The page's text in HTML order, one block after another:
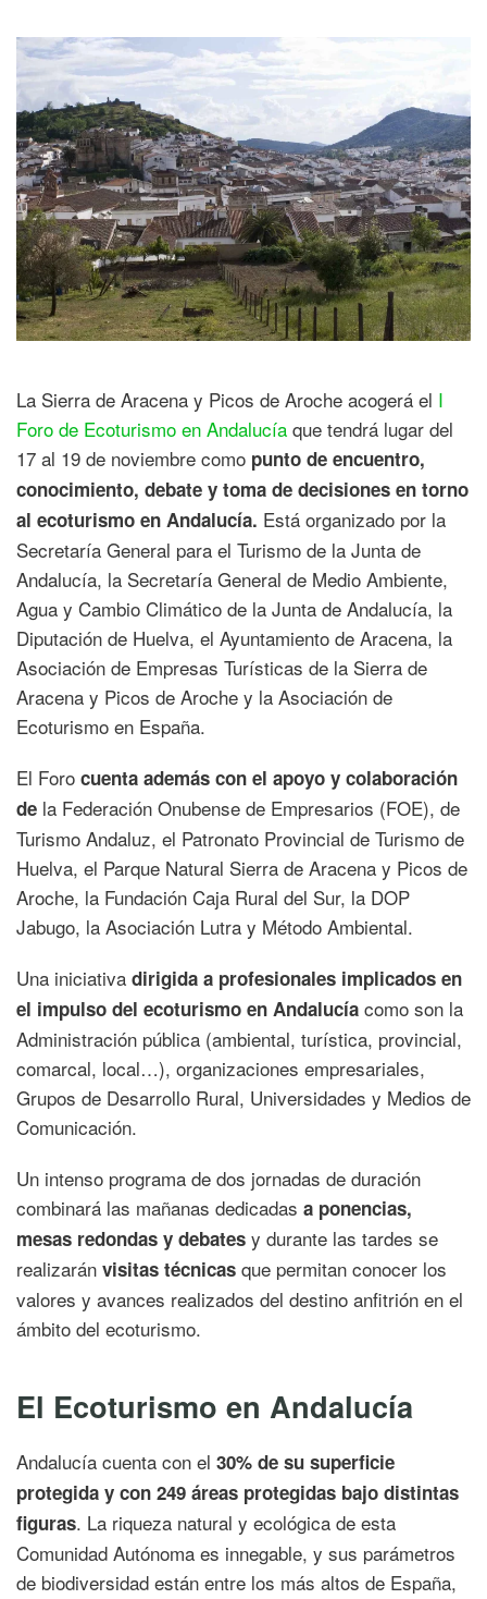
La Sierra de Aracena y Picos de Aroche acogerá el I
Foro de Ecoturismo en Andalucía que tendrá lugar del
17 al 19 de noviembre como punto de encuentro,
conocimiento, debate y toma de decisiones en torno
al ecoturismo en Andalucía. Está organizado por la
Secretaría General para el Turismo de la Junta de
Andalucía, la Secretaría General de Medio Ambiente,
Agua y Cambio Climático de la Junta de Andalucía, la
Diputación de Huelva, el Ayuntamiento de Aracena, la
Asociación de Empresas Turísticas de la Sierra de
Aracena y Picos de Aroche y la Asociación de
Ecoturismo en España.
El Foro cuenta además con el apoyo y colaboración
de la Federación Onubense de Empresarios (FOE), de
Turismo Andaluz, el Patronato Provincial de Turismo de
Huelva, el Parque Natural Sierra de Aracena y Picos de
Aroche, la Fundación Caja Rural del Sur, la DOP
Jabugo, la Asociación Lutra y Método Ambiental.
Una iniciativa dirigida a profesionales implicados en
el impulso del ecoturismo en Andalucía como son la
Administración pública (ambiental, turística, provincial,
comarcal, local…), organizaciones empresariales,
Grupos de Desarrollo Rural, Universidades y Medios de
Comunicación.
Un intenso programa de dos jornadas de duración
combinará las mañanas dedicadas a ponencias,
mesas redondas y debates y durante las tardes se
realizarán visitas técnicas que permitan conocer los
valores y avances realizados del destino anfitrión en el
ámbito del ecoturismo.
El Ecoturismo en Andalucía
Andalucía cuenta con el 30% de su superficie
protegida y con 249 áreas protegidas bajo distintas
figuras. La riqueza natural y ecológica de esta
Comunidad Autónoma es innegable, y sus parámetros
de biodiversidad están entre los más altos de España,